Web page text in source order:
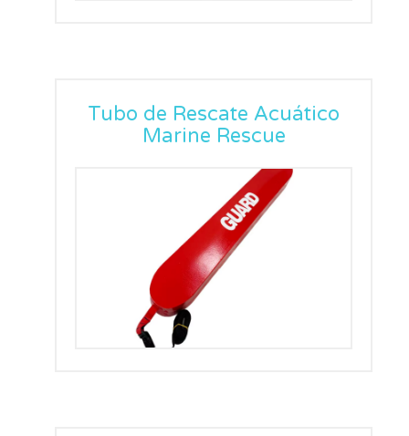
Tubo de Rescate Acuático
Marine Rescue